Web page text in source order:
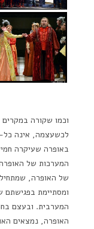
וכמו שקורה
לכשעצמה, אינה
באופרה שעיקרה
המערכות של
של האופרה,
ומסתיימת בפגישתם
המערבית. ובעצם
האופרה, נמצאים